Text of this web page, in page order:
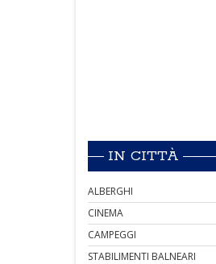
IN CITTÀ
ALBERGHI
CINEMA
CAMPEGGI
STABILIMENTI BALNEARI